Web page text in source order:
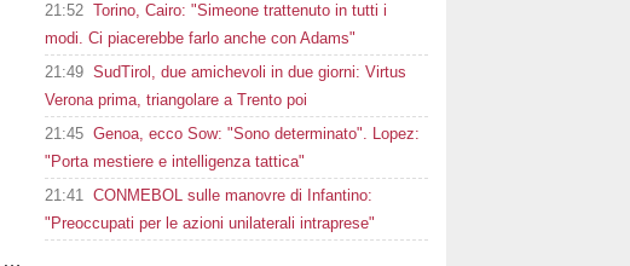
21:52 Torino, Cairo: "Simeone trattenuto in tutti i
modi. Ci piacerebbe farlo anche con Adams"
21:49 SudTirol, due amichevoli in due giorni: Virtus
Verona prima, triangolare a Trento poi
21:45 Genoa, ecco Sow: "Sono determinato". Lopez:
"Porta mestiere e intelligenza tattica"
21:41 CONMEBOL sulle manovre di Infantino:
"Preoccupati per le azioni unilaterali intraprese"